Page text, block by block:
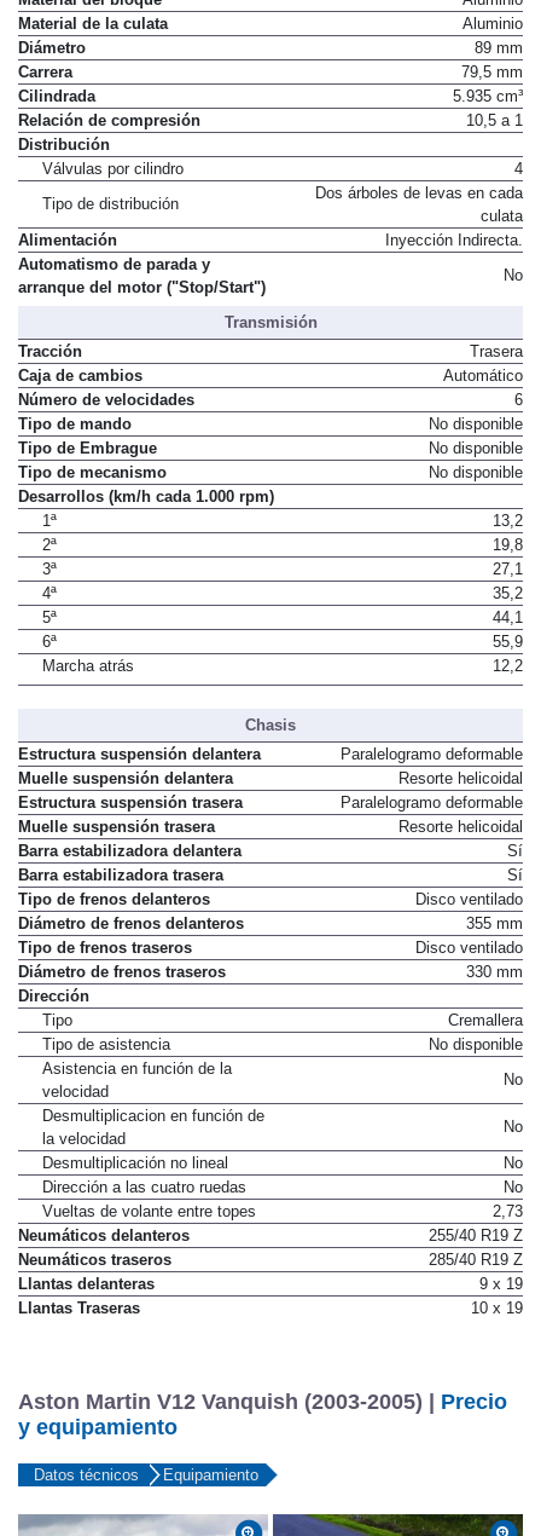
Material de la culata
Aluminio
Diámetro
89 mm
Carrera
79,5 mm
Cilindrada
5.935 cm³
Relación de compresión
10,5 a 1
Distribución
Válvulas por cilindro
4
Tipo de distribución
Dos árboles de levas en cada
culata
Alimentación
Inyección Indirecta.
Automatismo de parada y
arranque del motor ("Stop/Start")
No
Transmisión
Tracción
Trasera
Caja de cambios
Automático
Número de velocidades
6
Tipo de mando
No disponible
Tipo de Embrague
No disponible
Tipo de mecanismo
No disponible
Desarrollos (km/h cada 1.000 rpm)
1ª
13,2
2ª
19,8
3ª
27,1
4ª
35,2
5ª
44,1
6ª
55,9
Marcha atrás
12,2
Chasis
Estructura suspensión delantera
Paralelogramo deformable
Muelle suspensión delantera
Resorte helicoidal
Estructura suspensión trasera
Paralelogramo deformable
Muelle suspensión trasera
Resorte helicoidal
Barra estabilizadora delantera
Sí
Barra estabilizadora trasera
Sí
Tipo de frenos delanteros
Disco ventilado
Diámetro de frenos delanteros
355 mm
Tipo de frenos traseros
Disco ventilado
Diámetro de frenos traseros
330 mm
Dirección
Tipo
Cremallera
Tipo de asistencia
No disponible
Asistencia en función de la
velocidad
No
Desmultiplicacion en función de
la velocidad
No
Desmultiplicación no lineal
No
Dirección a las cuatro ruedas
No
Vueltas de volante entre topes
2,73
Neumáticos delanteros
255/40 R19 Z
Neumáticos traseros
285/40 R19 Z
Llantas delanteras
9 x 19
Llantas Traseras
10 x 19
Aston Martin V12 Vanquish (2003-2005) | Precio
y equipamiento
Datos técnicos Equipamiento